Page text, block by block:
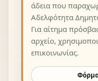
άδεια που
Αδελφότητα
Για αίτημα
αρχείο,
επικοινωνίας.